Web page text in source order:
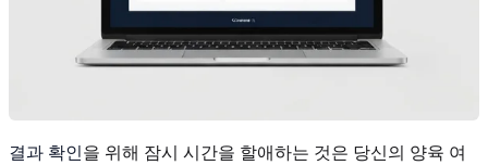
결과 확인을 위해 잠시 시간을 할애하는 것은 당신의 양육 여